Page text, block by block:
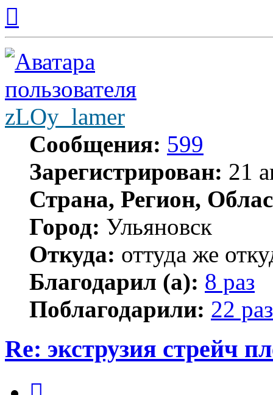
началу
zLOy_lamer
Сообщения: 599
Зарегистрирован: 21
Страна, Регион,
Город: Ульяновск
Откуда: оттуда же
Благодарил (а): 8 раз
Поблагодарили: 22
Re: экструзия стрейч